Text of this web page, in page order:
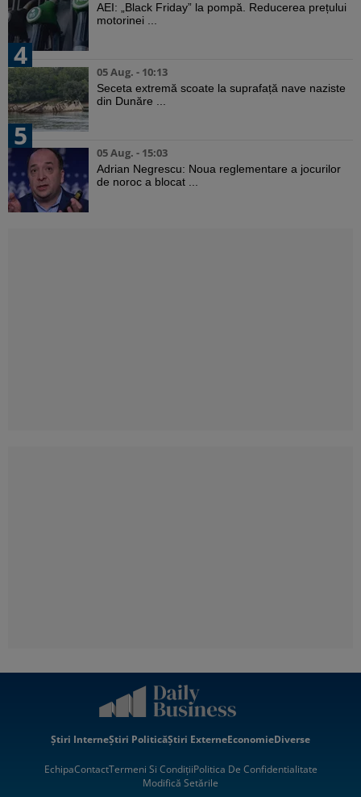
AEI: „Black Friday” la pompă. Reducerea prețului
motorinei ...
4
05 Aug. - 10:13
Seceta extremă scoate la suprafață nave naziste
din Dunăre ...
5
05 Aug. - 15:03
Adrian Negrescu: Noua reglementare a jocurilor
de noroc a blocat ...
Știri InterneȘtiri PoliticăȘtiri ExterneEconomieDiverse
EchipaContactTermeni Si CondițiiPolitica De Confidentialitate
Modifică Setările